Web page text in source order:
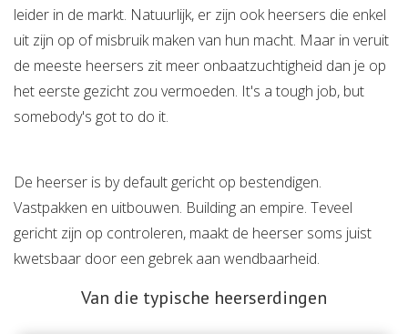
leider in de markt. Natuurlijk, er zijn ook heersers die enkel
uit zijn op of misbruik maken van hun macht. Maar in veruit
de meeste heersers zit meer onbaatzuchtigheid dan je op
het eerste gezicht zou vermoeden. It's a tough job, but
somebody's got to do it.
De heerser is by default gericht op bestendigen.
Vastpakken en uitbouwen. Building an empire. Teveel
gericht zijn op controleren, maakt de heerser soms juist
kwetsbaar door een gebrek aan wendbaarheid.
Van die typische heerserdingen